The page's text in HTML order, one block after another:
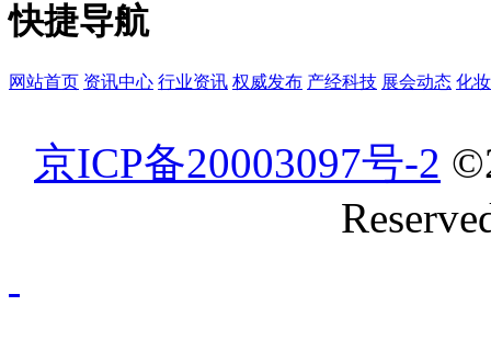
快捷导航
网站首页 资讯中心 行业资讯 权威发布 产经科技 展会动态 化
京ICP备20003097号-2